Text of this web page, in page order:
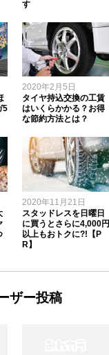
す
5
2020年2月5日
タイヤ持込交換の工賃
はいくらかかる？お得
な節約方法とは？
2020年11月21日
スタッドレスを日曜日
に買うとさらに4,000円
以上もおトクに?!【P
R】
ザー投稿